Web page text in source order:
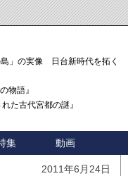
」の実像 日台新時代を拓く「3
物語』
た古代宮都の謎』
集 動画
2011年6月24日